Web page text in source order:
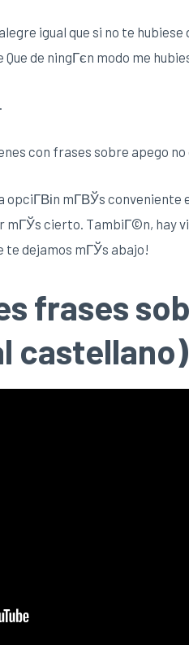
igual que si no te
de ningГєn modo me
con frases sobre apego
opciГ­Віn mГ­ВЎs
mГЎs cierto. TambiГ©n, hay
te dejamos mГЎs abajo!
frases
castellano)